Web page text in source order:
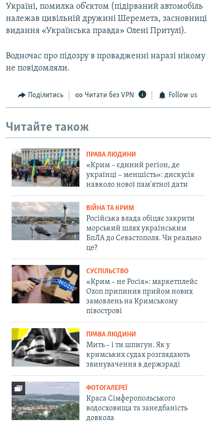
Україні, помилка об’єктом (підірваний автомобіль
належав цивільній дружині Шеремета, засновниці
видання «Українська правда» Олені Притулі).
Водночас про підозру в провадженні наразі нікому
не повідомляли.
Поділитись Читати без VPN Follow us
Читайте також
ПРАВА ЛЮДИНИ
«Крим – єдиний регіон, де
українці – меншість»: дискусія
навколо нової пам'ятної дати
ВІЙНА ТА КРИМ
Російська влада обіцяє закрити
морський шлях українським
БпЛА до Севастополя. Чи реально
це?
СУСПІЛЬСТВО
«Крим – не Росія»: маркетплейс
Ozon припинив прийом нових
замовлень на Кримському
півострові
ПРАВА ЛЮДИНИ
Мить – і ти шпигун. Як у
кримських судах розглядають
звинувачення в держзраді
ФОТОГАЛЕРЕЇ
Краса Сімферопольського
водосховища та занедбаність
довкола